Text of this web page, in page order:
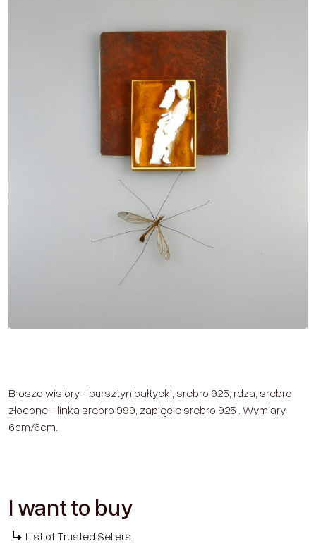
Broszo wisiory - bursztyn bałtycki, srebro 925, rdza, srebro
złocone - linka srebro 999, zapięcie srebro 925 . Wymiary
6cm/6cm.
I want to buy
List of Trusted Sellers